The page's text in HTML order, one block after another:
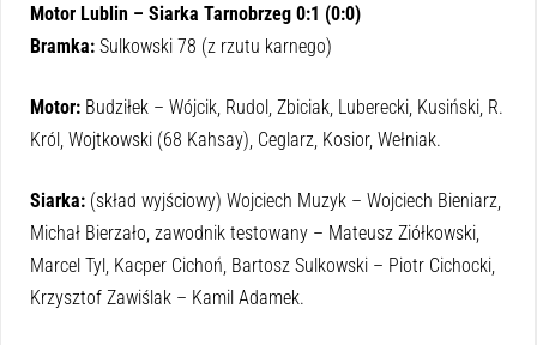
Motor Lublin – Siarka Tarnobrzeg 0:1 (0:0)
Bramka: Sulkowski 78 (z rzutu karnego)
Motor: Budziłek – Wójcik, Rudol, Zbiciak, Luberecki, Kusiński, R.
Król, Wojtkowski (68 Kahsay), Ceglarz, Kosior, Wełniak.
Siarka: (skład wyjściowy) Wojciech Muzyk – Wojciech Bieniarz,
Michał Bierzało, zawodnik testowany – Mateusz Ziółkowski,
Marcel Tyl, Kacper Cichoń, Bartosz Sulkowski – Piotr Cichocki,
Krzysztof Zawiślak – Kamil Adamek.